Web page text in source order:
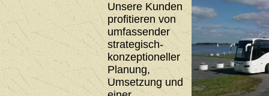
Unsere Kunden
profitieren von
umfassender
strategisch-
konzeptioneller
Planung,
Umsetzung und